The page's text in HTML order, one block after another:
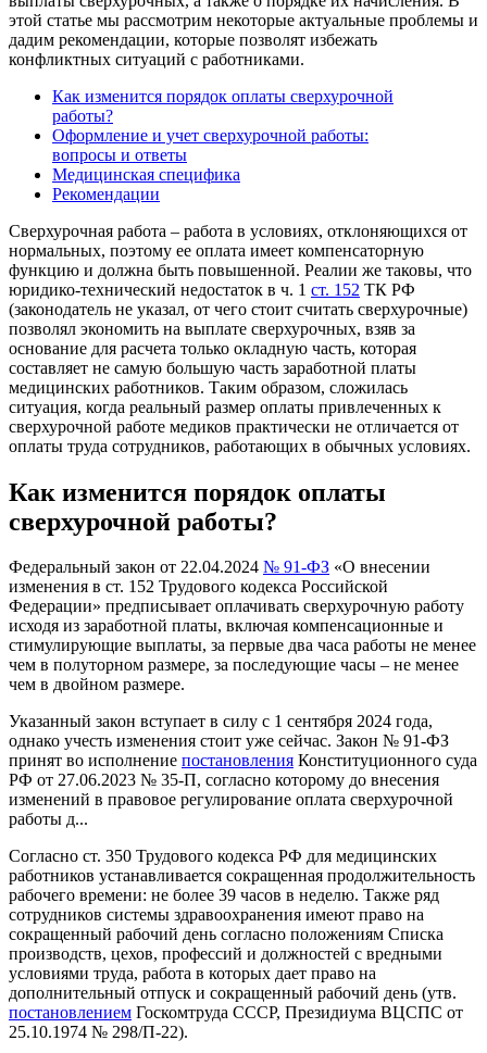
этой статье мы рассмотрим некоторые актуальные проблемы и
дадим рекомендации, которые позволят избежать
конфликтных ситуаций с работниками.
Как изменится порядок оплаты сверхурочной
работы?
Оформление и учет сверхурочной работы:
вопросы и ответы
Медицинская специфика
Рекомендации
Сверхурочная работа – работа в условиях, отклоняющихся от
нормальных, поэтому ее оплата имеет компенсаторную
функцию и должна быть повышенной. Реалии же таковы, что
юридико-технический недостаток в ч. 1 ст. 152 ТК РФ
(законодатель не указал, от чего стоит считать сверхурочные)
позволял экономить на выплате сверхурочных, взяв за
основание для расчета только окладную часть, которая
составляет не самую большую часть заработной платы
медицинских работников. Таким образом, сложилась
ситуация, когда реальный размер оплаты привлеченных к
сверхурочной работе медиков практически не отличается от
оплаты труда сотрудников, работающих в обычных условиях.
Как изменится порядок оплаты
сверхурочной работы?
Федеральный закон от 22.04.2024 № 91-ФЗ «О внесении
изменения в ст. 152 Трудового кодекса Российской
Федерации» предписывает оплачивать сверхурочную работу
исходя из заработной платы, включая компенсационные и
стимулирующие выплаты, за первые два часа работы не менее
чем в полуторном размере, за последующие часы – не менее
чем в двойном размере.
Указанный закон вступает в силу с 1 сентября 2024 года,
однако учесть изменения стоит уже сейчас. Закон № 91-ФЗ
принят во исполнение постановления Конституционного суда
РФ от 27.06.2023 № 35-П, согласно которому до внесения
изменений в правовое регулирование оплата сверхурочной
работы д...
Согласно ст. 350 Трудового кодекса РФ для медицинских
работников устанавливается сокращенная продолжительность
рабочего времени: не более 39 часов в неделю. Также ряд
сотрудников системы здравоохранения имеют право на
сокращенный рабочий день согласно положениям Списка
производств, цехов, профессий и должностей с вредными
условиями труда, работа в которых дает право на
дополнительный отпуск и сокращенный рабочий день (утв.
постановлением Госкомтруда СССР, Президиума ВЦСПС от
25.10.1974 № 298/П-22).